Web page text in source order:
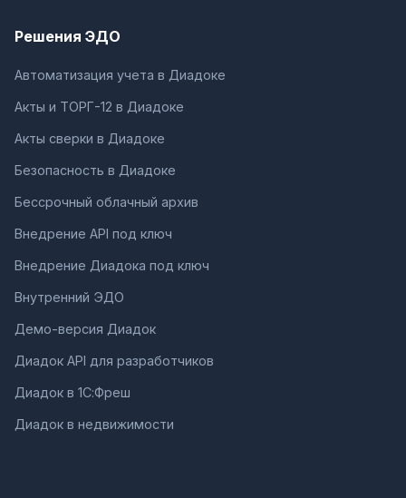
Решения ЭДО
Автоматизация учета в Диадоке
Акты и ТОРГ-12 в Диадоке
Акты сверки в Диадоке
Безопасность в Диадоке
Бессрочный облачный архив
Внедрение API под ключ
Внедрение Диадока под ключ
Внутренний ЭДО
Демо-версия Диадок
Диадок API для разработчиков
Диадок в 1С:Фреш
Диадок в недвижимости